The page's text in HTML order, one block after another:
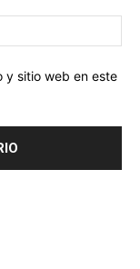
y sitio web en este